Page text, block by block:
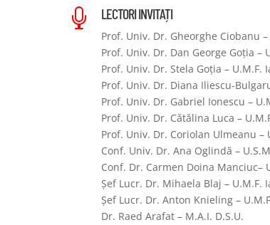
 LECTORI INVITAȚI
Prof. Univ. Dr. Gheorghe Ciobanu
Prof. Univ. Dr. Dan George Goția –
Prof. Univ. Dr. Stela Goția – U.M.F.
Prof. Univ. Dr. Diana Iliescu-
Prof. Univ. Dr. Gabriel Ionescu –
Prof. Univ. Dr. Cătălina Luca –
Prof. Univ. Dr. Coriolan Ulmeanu –
Conf. Univ. Dr. Ana Oglindă –
Conf. Dr. Carmen Doina Manciuc–
Șef Lucr. Dr. Mihaela Blaj – U.M.F.
Șef Lucr. Dr. Anton Knieling –
Dr. Raed Arafat – M.A.I. D.S.U.